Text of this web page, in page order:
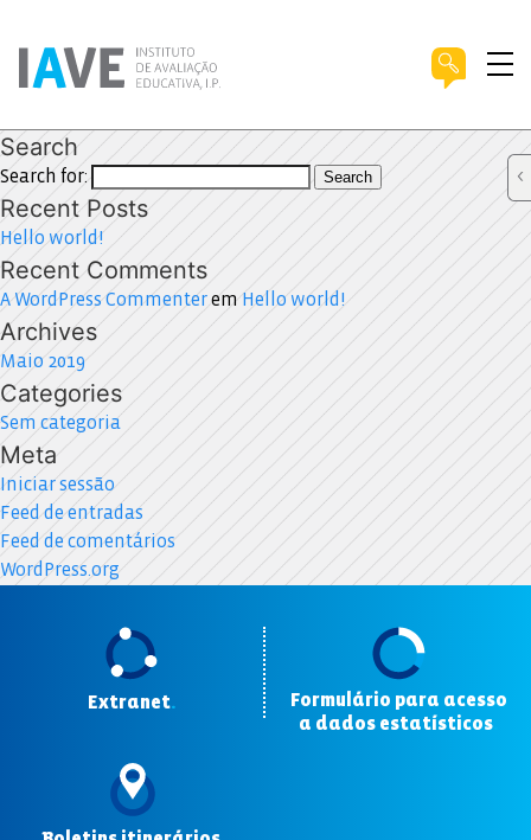
Search
Search for: Search
Recent Posts
Hello world!
Recent Comments
A WordPress Commenterem Hello world!
Archives
Maio 2019
Categories
Sem categoria
Meta
Iniciar sessão
Feed de entradas
Feed de comentários
WordPress.org
Extranet.
Formulário para acesso
a dados estatísticos